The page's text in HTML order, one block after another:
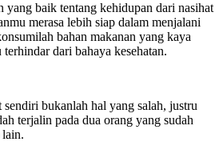
yang baik tentang kehidupan dari nasihat
merasa lebih siap dalam menjalani
bahan makanan yang kaya
dari bahaya kesehatan.
bukanlah hal yang salah, justru
terjalin pada dua orang yang sudah
lain.